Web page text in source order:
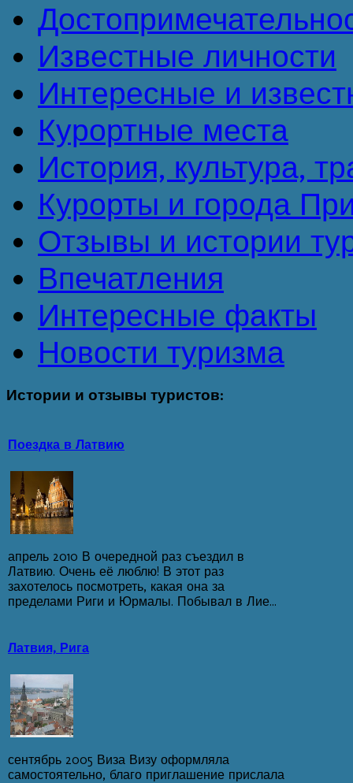
Известные личности
Интересные и
Курортные места
История, культура,
Курорты и города
Отзывы и истории
Впечатления
Интересные факты
Новости туризма
Истории и отзывы туристов:
Поездка в Латвию
апрель 2010 В очередной раз съездил в
Латвию. Очень её люблю! В этот раз
захотелось посмотреть, какая она за
пределами Риги и Юрмалы. Побывал в Лие...
Латвия, Рига
сентябрь 2005 Виза Визу оформляла
самостоятельно, благо приглашение прислала